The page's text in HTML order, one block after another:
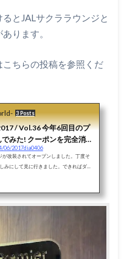
とJALサクララウンジと
ります。
ちらの投稿を参照くだ
3 Posts
/ Vol.36 今年6回目のプ
みた! クーポンを完全消
港サクララウンジを訪問
06/2017dia0406
改装されてオープンしました。丁度そ
みにして見に行きました。できればダイ
理があるようです。ただし専用の手荷物
検査場を通らなくて済むのでその点は楽